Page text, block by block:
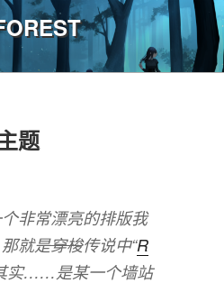
题
非常漂亮的排版我
就是穿梭传说中“R
实……是某一个墙站